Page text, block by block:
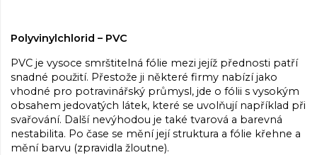
Polyvinylchlorid – PVC
PVC je vysoce smrštitelná fólie mezi jejíž přednosti patří
snadné použití. Přestože ji některé firmy nabízí jako
vhodné pro potravinářský průmysl, jde o fólii s vysokým
obsahem jedovatých látek, které se uvolňují například při
svařování. Další nevýhodou je také tvarová a barevná
nestabilita. Po čase se mění její struktura a fólie křehne a
mění barvu (zpravidla žloutne).